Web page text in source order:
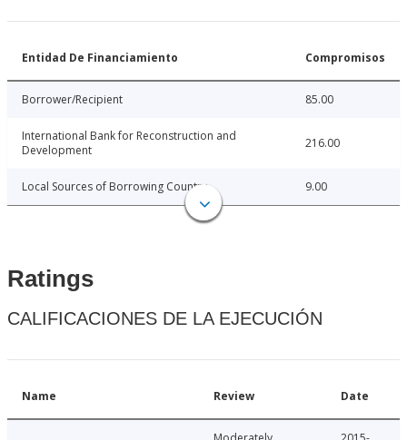
Entidad De Financiamiento Compromisos
Borrower/Recipient 85.00
International Bank for Reconstruction and
Development
216.00
Local Sources of Borrowing Country 9.00
Ratings
CALIFICACIONES DE LA EJECUCIÓN
Name Review Date